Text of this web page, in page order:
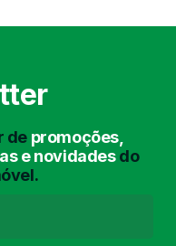
de promoções,
e novidadesdo
Matrículas